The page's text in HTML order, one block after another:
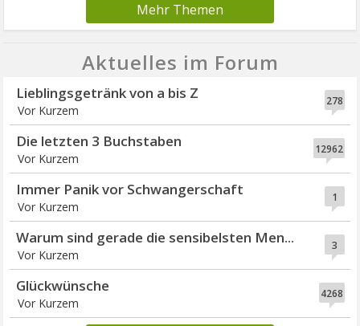
Mehr Themen
Aktuelles im Forum
278
Lieblingsgetränk von a bis Z
Vor Kurzem
12962
Die letzten 3 Buchstaben
Vor Kurzem
1
Immer Panik vor Schwangerschaft
Vor Kurzem
3
Warum sind gerade die sensibelsten Men...
Vor Kurzem
4268
Glückwünsche
Vor Kurzem